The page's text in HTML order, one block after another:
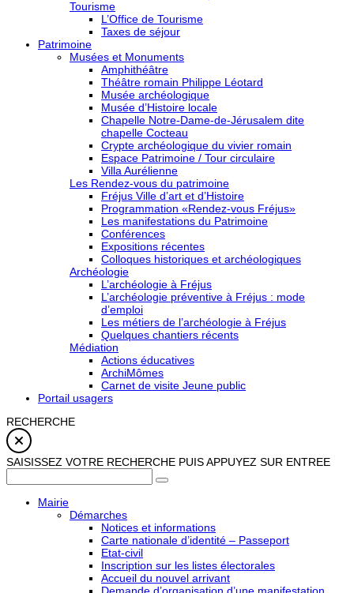
Tourisme
L’Office de Tourisme
Taxes de séjour
Patrimoine
Musées et Monuments
Amphithéâtre
Théâtre romain Philippe Léotard
Musée archéologique
Musée d’Histoire locale
Chapelle Notre-Dame-de-Jérusalem dite
chapelle Cocteau
Crypte archéologique du vivier romain
Espace Patrimoine / Tour circulaire
Villa Aurélienne
Les Rendez-vous du patrimoine
Fréjus Ville d’art et d’Histoire
Programmation «Rendez-vous Fréjus»
Les manifestations du Patrimoine
Conférences
Expositions récentes
Colloques historiques et archéologiques
Archéologie
L’archéologie à Fréjus
L’archéologie préventive à Fréjus : mode
d’emploi
Les métiers de l’archéologie à Fréjus
Quelques chantiers récents
Médiation
Actions éducatives
ArchiMômes
Carnet de visite Jeune public
Portail usagers
RECHERCHE
SAISISSEZ VOTRE RECHERCHE PUIS APPUYEZ SUR ENTREE
Mairie
Démarches
Notices et informations
Carte nationale d’identité – Passeport
Etat-civil
Inscription sur les listes électorales
Accueil du nouvel arrivant